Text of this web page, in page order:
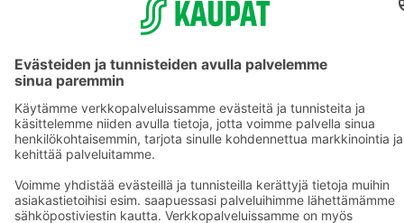
Yhteishyvä Ruoka -sovellus
S-ostoslista -sovellus
Prisma.fi
Sokos.fi
S-Pankki
Sokos Hotels
Raflaamo